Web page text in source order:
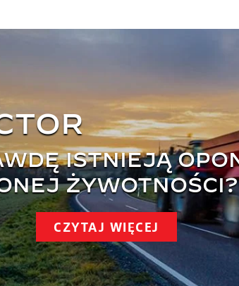
ISTNIEJĄ
ŻYWOTNOŚCI?
CZYTAJ WIĘCEJ